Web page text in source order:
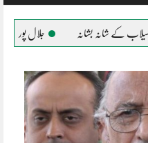
المصطفیٰ کی خیمہ بستیوں میں مقیم